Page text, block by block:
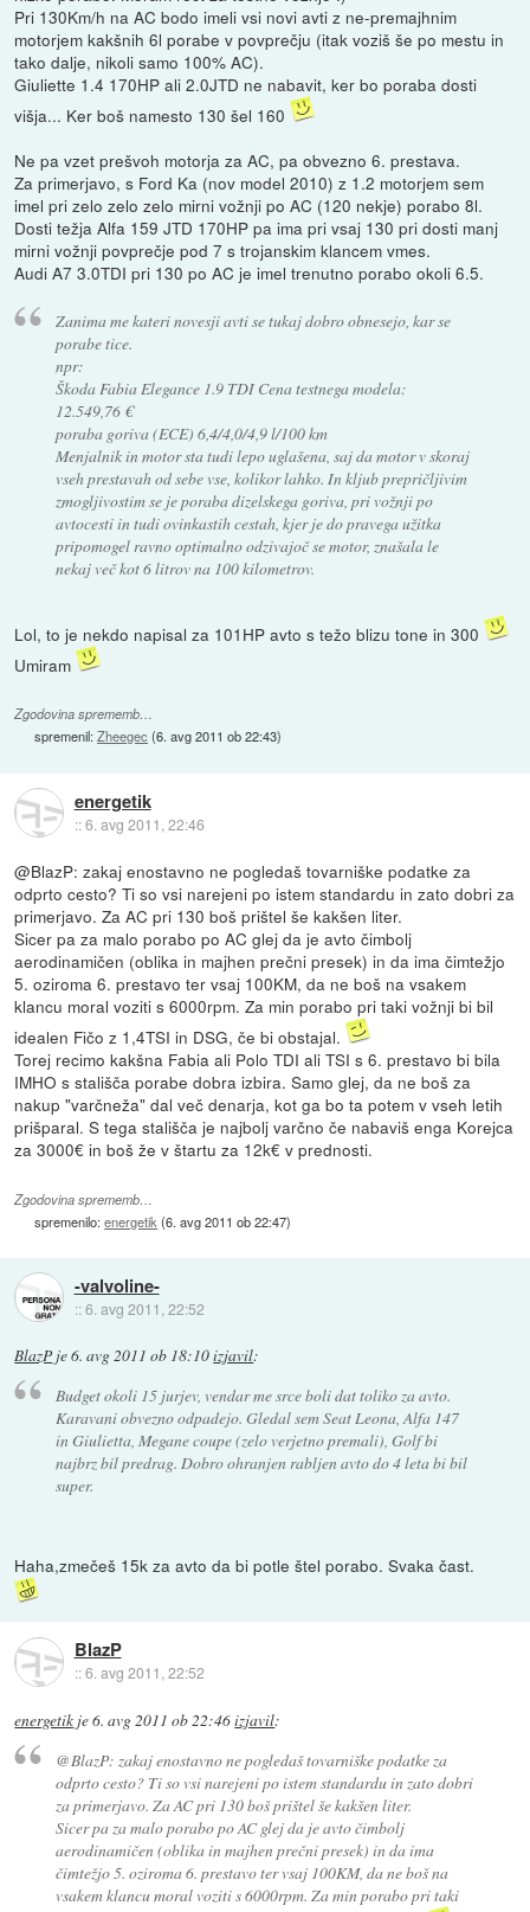
Pri 130Km/h na AC bodo imeli vsi novi avti z ne-premajhnim
motorjem kakšnih 6l porabe v povprečju (itak voziš še po mestu in
tako dalje, nikoli samo 100% AC).
Giuliette 1.4 170HP ali 2.0JTD ne nabavit, ker bo poraba dosti
višja... Ker boš namesto 130 šel 160
Ne pa vzet prešvoh motorja za AC, pa obvezno 6. prestava.
Za primerjavo, s Ford Ka (nov model 2010) z 1.2 motorjem sem
imel pri zelo zelo zelo mirni vožnji po AC (120 nekje) porabo 8l.
Dosti težja Alfa 159 JTD 170HP pa ima pri vsaj 130 pri dosti manj
mirni vožnji povprečje pod 7 s trojanskim klancem vmes.
Audi A7 3.0TDI pri 130 po AC je imel trenutno porabo okoli 6.5.
Zanima me kateri novesji avti se tukaj dobro obnesejo, kar se
porabe tice.
npr:
Škoda Fabia Elegance 1.9 TDI Cena testnega modela:
12.549,76 €
poraba goriva (ECE) 6,4/4,0/4,9 l/100 km
Menjalnik in motor sta tudi lepo uglašena, saj da motor v skoraj
vseh prestavah od sebe vse, kolikor lahko. In kljub prepričljivim
zmogljivostim se je poraba dizelskega goriva, pri vožnji po
avtocesti in tudi ovinkastih cestah, kjer je do pravega užitka
pripomogel ravno optimalno odzivajoč se motor, znašala le
nekaj več kot 6 litrov na 100 kilometrov.
Lol, to je nekdo napisal za 101HP avto s težo blizu tone in 300
Umiram
Zgodovina sprememb…
spremenil:Zheegec (6. avg 2011 ob 22:43)
energetik
::6. avg 2011, 22:46
@BlazP: zakaj enostavno ne pogledaš tovarniške podatke za
odprto cesto? Ti so vsi narejeni po istem standardu in zato dobri za
primerjavo. Za AC pri 130 boš prištel še kakšen liter.
Sicer pa za malo porabo po AC glej da je avto čimbolj
aerodinamičen (oblika in majhen prečni presek) in da ima čimtežjo
5. oziroma 6. prestavo ter vsaj 100KM, da ne boš na vsakem
klancu moral voziti s 6000rpm. Za min porabo pri taki vožnji bi bil
idealen Fičo z 1,4TSI in DSG, če bi obstajal.
Torej recimo kakšna Fabia ali Polo TDI ali TSI s 6. prestavo bi bila
IMHO s stališča porabe dobra izbira. Samo glej, da ne boš za
nakup "varčneža" dal več denarja, kot ga bo ta potem v vseh letih
prišparal. S tega stališča je najbolj varčno če nabaviš enga Korejca
za 3000€ in boš že v štartu za 12k€ v prednosti.
Zgodovina sprememb…
spremenilo:energetik (6. avg 2011 ob 22:47)
-valvoline-
::6. avg 2011, 22:52
BlazP je6. avg 2011 ob 18:10izjavil:
Budget okoli 15 jurjev, vendar me srce boli dat toliko za avto.
Karavani obvezno odpadejo. Gledal sem Seat Leona, Alfa 147
in Giulietta, Megane coupe (zelo verjetno premali), Golf bi
najbrz bil predrag. Dobro ohranjen rabljen avto do 4 leta bi bil
super.
Haha,zmečeš 15k za avto da bi potle štel porabo. Svaka čast.
BlazP
::6. avg 2011, 22:52
energetik je6. avg 2011 ob 22:46izjavil:
@BlazP: zakaj enostavno ne pogledaš tovarniške podatke za
odprto cesto? Ti so vsi narejeni po istem standardu in zato dobri
za primerjavo. Za AC pri 130 boš prištel še kakšen liter.
Sicer pa za malo porabo po AC glej da je avto čimbolj
aerodinamičen (oblika in majhen prečni presek) in da ima
čimtežjo 5. oziroma 6. prestavo ter vsaj 100KM, da ne boš na
vsakem klancu moral voziti s 6000rpm. Za min porabo pri taki